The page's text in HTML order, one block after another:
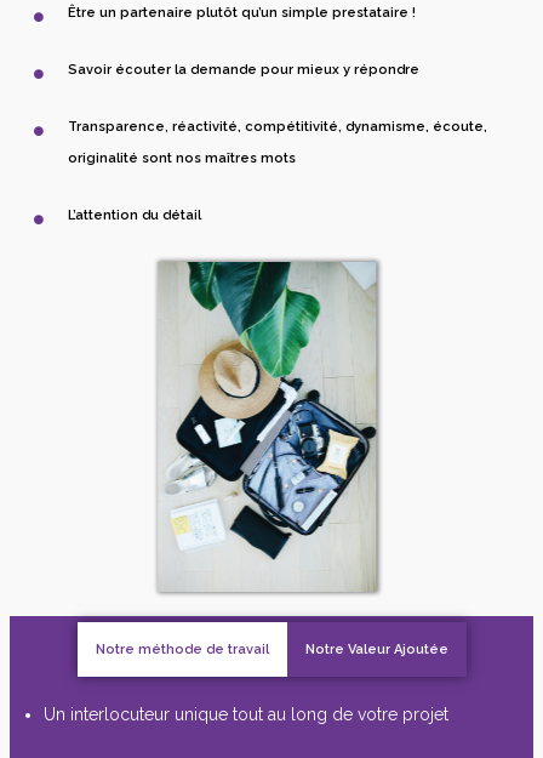
Être un partenaire plutôt qu’un simple prestataire !
Savoir écouter la demande pour mieux y répondre
Transparence, réactivité, compétitivité, dynamisme, écoute,
originalité sont nos maîtres mots
L’attention du détail
Notre méthode de travail Notre Valeur Ajoutée
Un interlocuteur unique tout au long de votre projet